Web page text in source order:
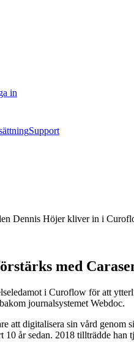
in
Support
Dennis Höjer kliver in i
med
i Curoflow för att
journalsystemet Webdoc.
att digitalisera sin vård genom
10 år sedan. 2018 tillträdde